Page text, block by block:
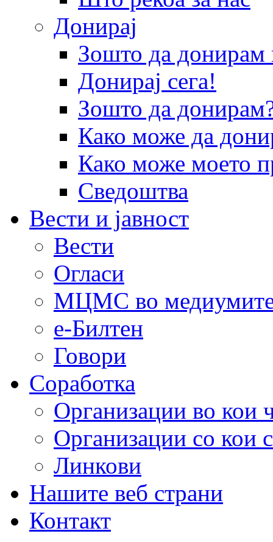
Донирај
Зошто да
Донирај сега!
Зошто да
Како може да
Како може моето
Сведоштва
Вести и јавност
Вести
Огласи
МЦМС во
е-Билтен
Говори
Соработка
Организации во кои
Организации со кои
Линкови
Нашите веб страни
Контакт